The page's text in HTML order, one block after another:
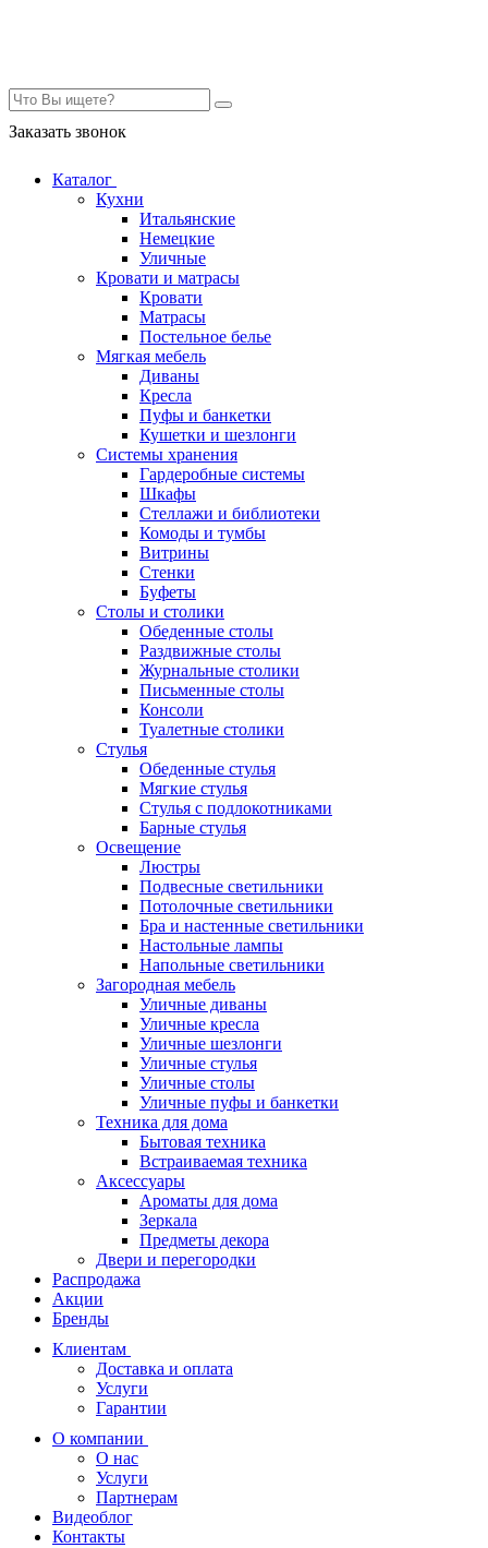
Заказать звонок
Каталог
Кухни
Итальянские
Немецкие
Уличные
Кровати и матрасы
Кровати
Матрасы
Постельное белье
Мягкая мебель
Диваны
Кресла
Пуфы и банкетки
Кушетки и шезлонги
Системы хранения
Гардеробные системы
Шкафы
Стеллажи и библиотеки
Комоды и тумбы
Витрины
Стенки
Буфеты
Столы и столики
Обеденные столы
Раздвижные столы
Журнальные столики
Письменные столы
Консоли
Туалетные столики
Стулья
Обеденные стулья
Мягкие стулья
Стулья с подлокотниками
Барные стулья
Освещение
Люстры
Подвесные светильники
Потолочные светильники
Бра и настенные светильники
Настольные лампы
Напольные светильники
Загородная мебель
Уличные диваны
Уличные кресла
Уличные шезлонги
Уличные стулья
Уличные столы
Уличные пуфы и банкетки
Техника для дома
Бытовая техника
Встраиваемая техника
Аксессуары
Ароматы для дома
Зеркала
Предметы декора
Двери и перегородки
Распродажа
Акции
Бренды
Клиентам
Доставка и оплата
Услуги
Гарантии
О компании
О нас
Услуги
Партнерам
Видеоблог
Контакты